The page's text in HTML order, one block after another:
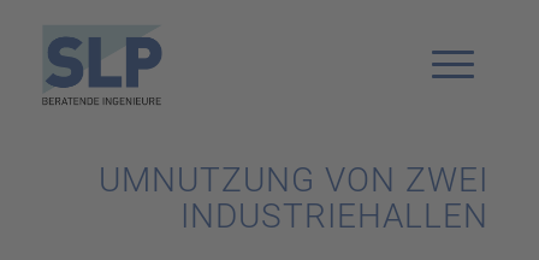
UMNUTZUNG VON ZWEI
INDUSTRIEHALLEN